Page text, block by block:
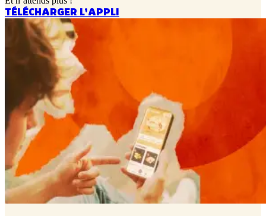
TÉLÉCHARGER L’APPLI